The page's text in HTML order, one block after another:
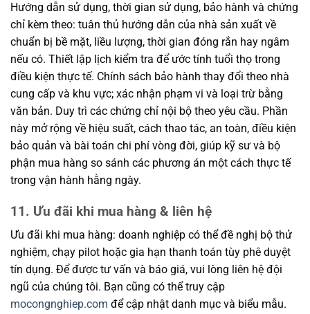
Hướng dẫn sử dụng, thời gian sử dụng, bảo hành và chứng
chỉ kèm theo: tuân thủ hướng dẫn của nhà sản xuất về
chuẩn bị bề mặt, liều lượng, thời gian đóng rắn hay ngâm
nếu có. Thiết lập lịch kiểm tra để ước tính tuổi thọ trong
điều kiện thực tế. Chính sách bảo hành thay đổi theo nhà
cung cấp và khu vực; xác nhận phạm vi và loại trừ bằng
văn bản. Duy trì các chứng chỉ nội bộ theo yêu cầu. Phần
này mở rộng về hiệu suất, cách thao tác, an toàn, điều kiện
bảo quản và bài toán chi phí vòng đời, giúp kỹ sư và bộ
phận mua hàng so sánh các phương án một cách thực tế
trong vận hành hằng ngày.
11. Ưu đãi khi mua hàng & liên hệ
Ưu đãi khi mua hàng: doanh nghiệp có thể đề nghị bộ thử
nghiệm, chạy pilot hoặc gia hạn thanh toán tùy phê duyệt
tín dụng. Để được tư vấn và báo giá, vui lòng liên hệ đội
ngũ của chúng tôi. Bạn cũng có thể truy cập
mocongnghiep.com để cập nhật danh mục và biểu mẫu.